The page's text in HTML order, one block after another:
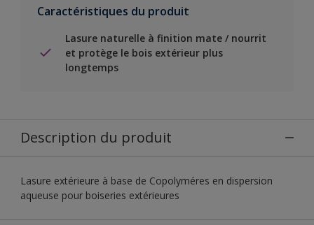
Caractéristiques du produit
Lasure naturelle à finition mate / nourrit
et protège le bois extérieur plus
longtemps
Description du produit
Lasure extérieure à base de Copolyméres en dispersion
aqueuse pour boiseries extérieures